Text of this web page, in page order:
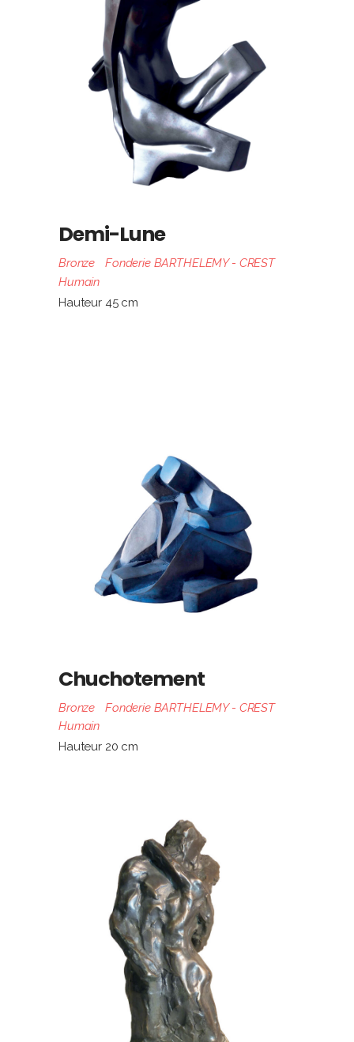
Demi-Lune
Bronze
Fonderie BARTHELEMY - CREST
Humain
Hauteur 45 cm
Chuchotement
Bronze
Fonderie BARTHELEMY - CREST
Humain
Hauteur 20 cm